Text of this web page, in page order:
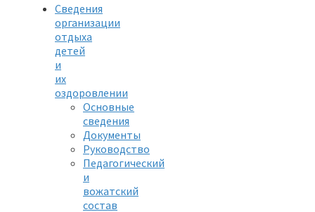
Сведения
организации
отдыха
детей
и
их
оздоровлении
Основные
сведения
Документы
Руководство
Педагогический
и
вожатский
состав